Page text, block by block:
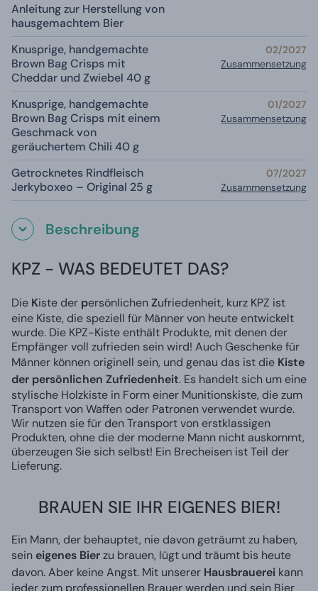
Anleitung zur Herstellung von
hausgemachtem Bier
Knusprige, handgemachte
Brown Bag Crisps mit
Cheddar und Zwiebel 40 g
02/2027
Zusammensetzung
Knusprige, handgemachte
Brown Bag Crisps mit einem
Geschmack von
geräuchertem Chili 40 g
01/2027
Zusammensetzung
Getrocknetes Rindfleisch
Jerkyboxeo – Original 25 g
07/2027
Zusammensetzung
Beschreibung
KPZ - WAS BEDEUTET DAS?
Die Kiste der persönlichenZufriedenheit, kurz KPZ ist
eine Kiste, die speziell für Männer von heute entwickelt
wurde. Die KPZ-Kiste enthält Produkte, mit denen der
Empfänger voll zufrieden sein wird! Auch Geschenke für
Männer können originell sein, und genau das ist die Kiste
der persönlichen Zufriedenheit. Es handelt sich um eine
stylische Holzkiste in Form einer Munitionskiste, die zum
Transport von Waffen oder Patronen verwendet wurde.
Wir nutzen sie für den Transport von erstklassigen
Produkten, ohne die der moderne Mann nicht auskommt,
überzeugen Sie sich selbst! Ein Brecheisen ist Teil der
Lieferung.
BRAUEN SIE IHR EIGENES BIER!
Ein Mann, der behauptet, nie davon geträumt zu haben,
sein eigenes Bierzu brauen, lügt und träumt bis heute
davon. Aber keine Angst. Mit unserer Hausbrauerei kann
jeder zum professionellen Brauer werden und sein Bier